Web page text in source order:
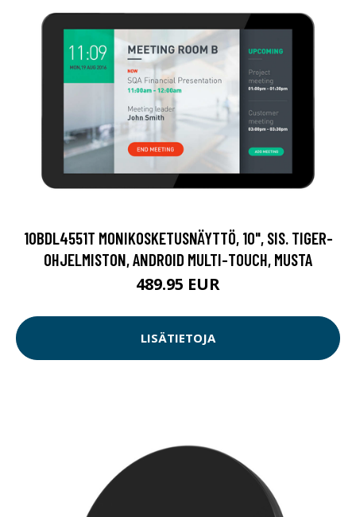
10BDL4551T MONIKOSKETUSNÄYTTÖ, 10", SIS. TIGER-
OHJELMISTON, ANDROID MULTI-TOUCH, MUSTA
489.95 EUR
LISÄTIETOJA